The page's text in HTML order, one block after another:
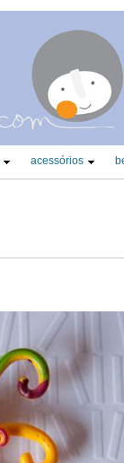
acessórios